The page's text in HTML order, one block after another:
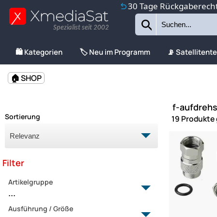
30 Tage
Spezialist seit 2002
🛍️ Kategorien 🏷️ Neu im Programm 📡
🏠 SHOP
Sortierung
Filter
Artikelgruppe
...
Andrehhilfen
Ausführung / Größe
f-
19